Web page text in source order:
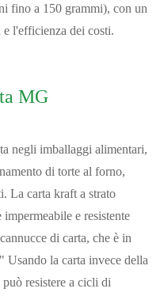
fino a 150 grammi), con un
l'efficienza dei costi.
MG
negli imballaggi alimentari,
di torte al forno,
La carta kraft a strato
e resistente
di carta, che è in
Usando la carta invece della
resistere a cicli di